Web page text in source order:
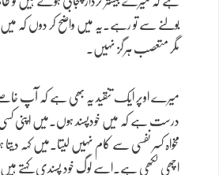
بولنے سے تو رہے۔یہ میں واضح کر دوں کہ
مگر متعصب ہرگز نہیں۔
میرے اوپر ایک تنقید یہ بھی ہے کہ آپ خاصے
درست ہے کہ میں خودپسند ہوں۔میں اپنی
مخواہ کسر نفسی سے کام نہیں لیتا۔میں کہہ
اچھی لکھی ہے۔اسے لوگ خود پسندی کہتے